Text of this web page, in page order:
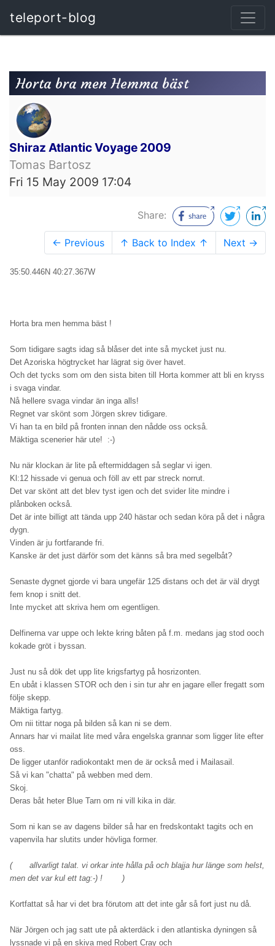
teleport-blog
Horta bra men Hemma bäst
Shiraz Atlantic Voyage 2009
Tomas Bartosz
Fri 15 May 2009 17:04
Share:
← Previous ↑ Back to Index ↑ Next →
35:50.446N 40:27.367W
Horta bra men hemma bäst !
Som tidigare sagts idag så blåser det inte så mycket just nu.
Det Azoriska högtrycket har lägrat sig över havet.
Och det tycks som om den sista biten till Horta kommer att bli en kryss
i svaga vindar.
Nå hellere svaga vindar än inga alls!
Regnet var skönt som Jörgen skrev tidigare.
Vi han ta en bild på fronten innan den nådde oss också.
Mäktiga scenerier här ute! :-)
Nu när klockan är lite på eftermiddagen så seglar vi igen.
Kl:12 hissade vi genua och föll av ett par streck norrut.
Det var skönt att det blev tyst igen och det svider lite mindre i
plånboken också.
Det är inte billigt att tända upp 240 hästar och sedan köra på det i några
dygn.
Vinden är ju fortfarande fri.
Kanske är det just därför som det känns så bra med segelbåt?
Senaste dygnet gjorde vi bara ungefär 125 distans och det är väl drygt
fem knop i snitt det.
Inte mycket att skriva hem om egentligen.
Delfinerna var uppe och lekte kring båten på f.m. medans jag stod ooch
kokade gröt i byssan.
Just nu så dök det upp lite krigsfartyg på hosrizonten.
En ubåt i klassen STOR och den i sin tur ahr en jagare eller fregatt som
följe skepp.
Mäktiga fartyg.
Om nii tittar noga på bilden så kan ni se dem.
Annars har vi mailat lite med våra engelska grannar som ligger lite efter
oss.
De ligger utanför radiokontakt men de är också med i Mailasail.
Så vi kan "chatta" på webben med dem.
Skoj.
Deras båt heter Blue Tarn om ni vill kika in där.
Som ni kan se av dagens bilder så har en fredskontakt tagits och en
vapenvila har slutits under hövliga former.
( allvarligt talat. vi orkar inte hålla på och blajja hur länge som helst,
men det var kul ett tag:-) ! )
Kortfattat så har vi det bra förutom att det inte går så fort just nu då.
När Jörgen och jag satt ute på akterdäck i den atlantiska dyningen så
lyssnade vi på en skiva med Robert Cray och